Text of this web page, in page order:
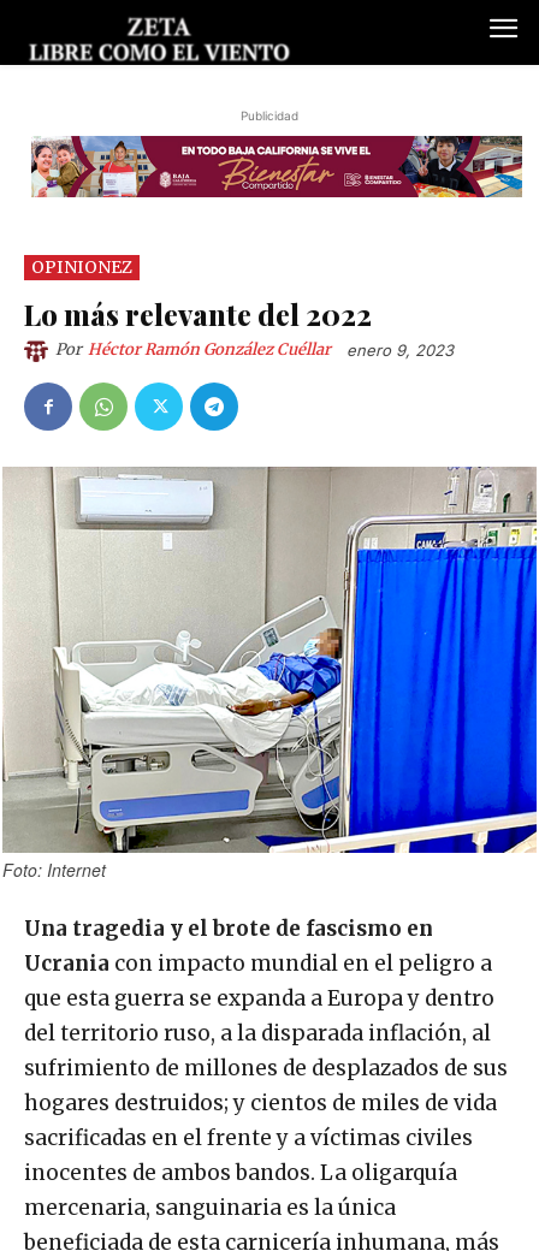
Publicidad
OPINIONEZ
Lo más relevante del 2022
Héctor Ramón González Cuéllar
Foto: Internet
Una tragedia y el brote de fascismo en
Ucrania con impacto mundial en el peligro a
que esta guerra se expanda a Europa y dentro
del territorio ruso, a la disparada inflación, al
sufrimiento de millones de desplazados de sus
hogares destruidos; y cientos de miles de vida
sacrificadas en el frente y a víctimas civiles
inocentes de ambos bandos. La oligarquía
mercenaria, sanguinaria es la única
beneficiada de esta carnicería inhumana, más